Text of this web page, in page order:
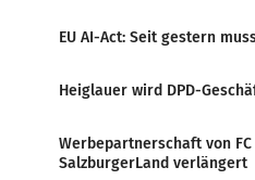
EU AI-Act: Seit gestern
Heiglauer wird DPD-
Werbepartnerschaft von
SalzburgerLand verlängert